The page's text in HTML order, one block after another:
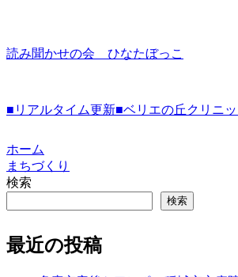
読み聞かせの会 ひなたぼっこ
■リアルタイム更新■ベリエの丘クリニ
ホーム
まちづくり
検索
検索
最近の投稿